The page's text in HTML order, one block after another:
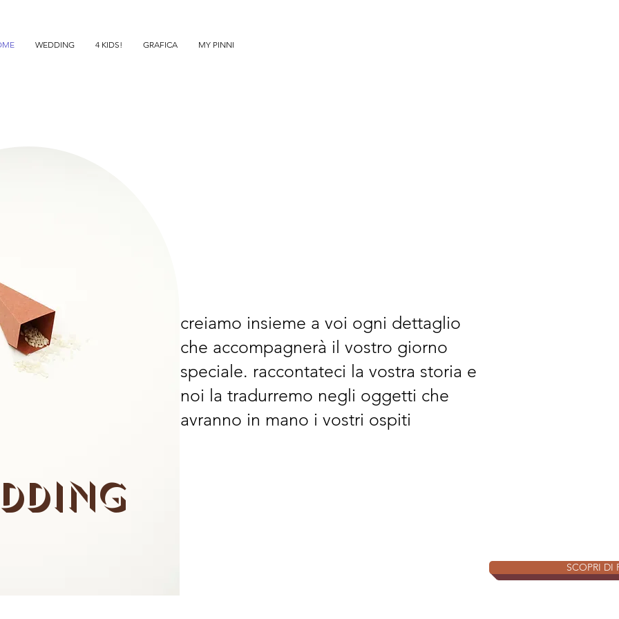
WEDDING 4 KIDS! GRAFICA MY PINNI
creiamo insieme a voi ogni dettaglio
che accompagnerà il vostro giorno
speciale. raccontateci la vostra storia e
noi la tradurremo negli oggetti che
avranno in mano i vostri ospiti
SCOPRI DI